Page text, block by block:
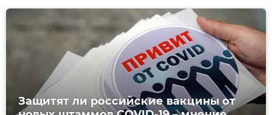
Защитят ли российские вакцины от